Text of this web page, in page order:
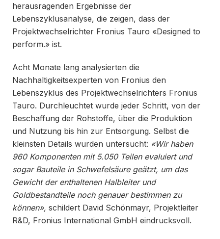
herausragenden Ergebnisse der
Lebenszyklusanalyse, die zeigen, dass der
Projektwechselrichter Fronius Tauro «Designed to
perform.» ist.
Acht Monate lang analysierten die
Nachhaltigkeitsexperten von Fronius den
Lebenszyklus des Projektwechselrichters Fronius
Tauro. Durchleuchtet wurde jeder Schritt, von der
Beschaffung der Rohstoffe, über die Produktion
und Nutzung bis hin zur Entsorgung. Selbst die
kleinsten Details wurden untersucht: «Wir haben
960 Komponenten mit 5.050 Teilen evaluiert und
sogar Bauteile in Schwefelsäure geätzt, um das
Gewicht der enthaltenen Halbleiter und
Goldbestandteile noch genauer bestimmen zu
können», schildert David Schönmayr, Projektleiter
R&D, Fronius International GmbH eindrucksvoll.